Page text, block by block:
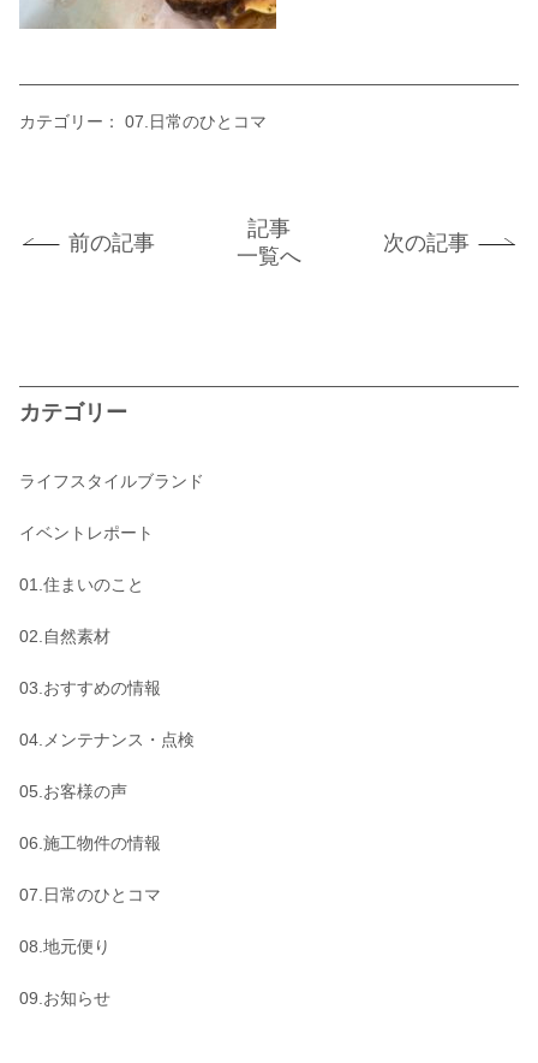
カテゴリー： 07.日常のひとコマ
前の記事
記事
一覧へ
次の記事
カテゴリー
ライフスタイルブランド
イベントレポート
01.住まいのこと
02.自然素材
03.おすすめの情報
04.メンテナンス・点検
05.お客様の声
06.施工物件の情報
07.日常のひとコマ
08.地元便り
09.お知らせ